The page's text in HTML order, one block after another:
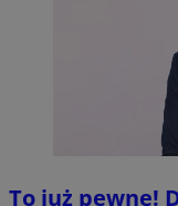
To już pewne!